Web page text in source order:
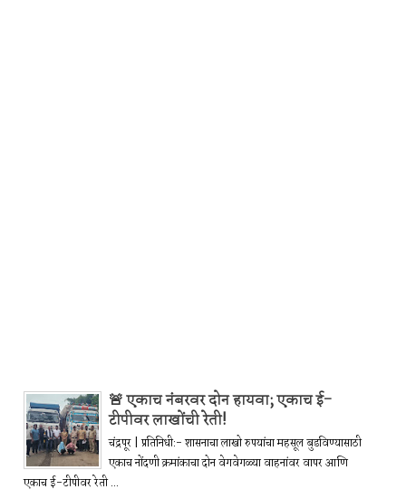
🚨 एकाच नंबरवर दोन हायवा; एकाच ई-
टीपीवर लाखोंची रेती!
चंद्रपूर | प्रतिनिधी:- शासनाचा लाखो रुपयांचा महसूल बुडविण्यासाठी
एकाच नोंदणी क्रमांकाचा दोन वेगवेगळ्या वाहनांवर वापर आणि
एकाच ई-टीपीवर रेती ...